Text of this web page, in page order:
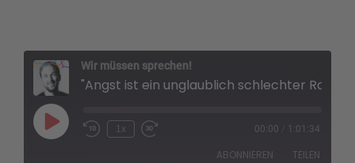
Wir müssen sprechen!
1x 00:00 1:01:34
ABONNIEREN TEILEN